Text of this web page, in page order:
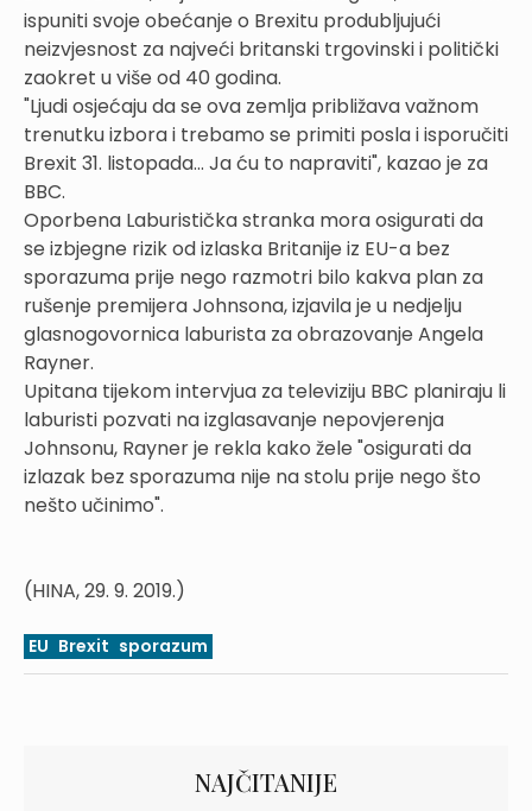
ispuniti svoje obećanje o Brexitu produbljujući
neizvjesnost za najveći britanski trgovinski i politički
zaokret u više od 40 godina.
"Ljudi osjećaju da se ova zemlja približava važnom
trenutku izbora i trebamo se primiti posla i isporučiti
Brexit 31. listopada... Ja ću to napraviti", kazao je za
BBC.
Oporbena Laburistička stranka mora osigurati da
se izbjegne rizik od izlaska Britanije iz EU-a bez
sporazuma prije nego razmotri bilo kakva plan za
rušenje premijera Johnsona, izjavila je u nedjelju
glasnogovornica laburista za obrazovanje Angela
Rayner.
Upitana tijekom intervjua za televiziju BBC planiraju li
laburisti pozvati na izglasavanje nepovjerenja
Johnsonu, Rayner je rekla kako žele "osigurati da
izlazak bez sporazuma nije na stolu prije nego što
nešto učinimo".
(HINA, 29. 9. 2019.)
EU Brexit sporazum
NAJČITANIJE